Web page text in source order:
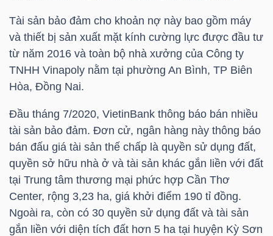
Tài sản bảo đảm cho khoản nợ này bao gồm máy
và thiết bị sản xuất mặt kính cường lực được đầu tư
từ năm 2016 và toàn bộ nhà xưởng của Công ty
TNHH Vinapoly nằm tại phường An Bình, TP Biên
Hòa, Đồng Nai.
Đầu tháng 7/2020, VietinBank thông báo bán nhiều
tài sản bảo đảm. Đơn cử, ngân hàng này thông báo
bán đấu giá tài sản thế chấp là quyền sử dụng đất,
quyền sở hữu nhà ở và tài sản khác gắn liền với đất
tại Trung tâm thương mại phức hợp Cần Thơ
Center, rộng 3,23 ha, giá khởi điểm 190 tỉ đồng.
Ngoài ra, còn có 30 quyền sử dụng đất và tài sản
gắn liền với diện tích đất hơn 5 ha tại huyện Kỳ Sơn
CÔNG
CỤ
ĐẦU
TƯ
TRUY
XUẤT
DỮ
LIỆU